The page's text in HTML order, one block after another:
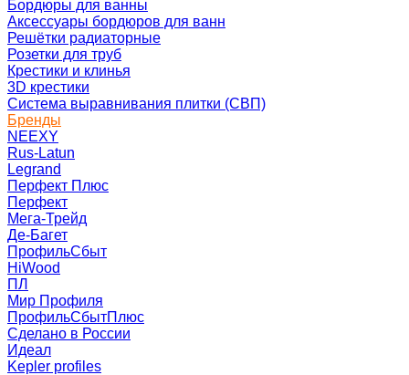
Бордюры для ванны
Аксессуары бордюров для ванн
Решётки радиаторные
Розетки для труб
Крестики и клинья
3D крестики
Система выравнивания плитки (СВП)
Бренды
NEEXY
Rus-Latun
Legrand
Перфект Плюс
Перфект
Мега-Трейд
Де-Багет
ПрофильСбыт
HiWood
ПЛ
Мир Профиля
ПрофильСбытПлюс
Сделано в России
Идеал
Kepler profiles